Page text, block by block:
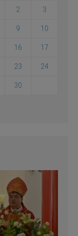
2 3
9 10
16 17
23 24
30